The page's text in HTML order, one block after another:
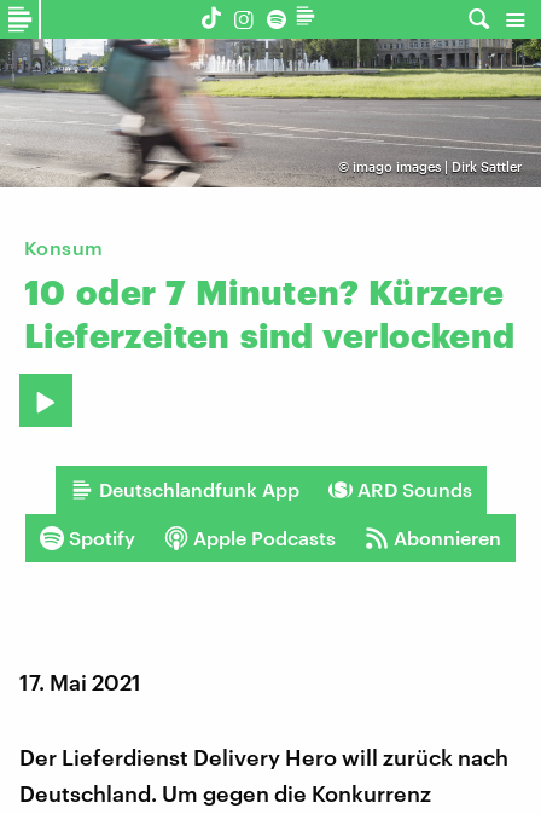
©imago images | Dirk Sattler
Konsum
10 oder 7 Minuten? Kürzere
Lieferzeiten sind verlockend
Deutschlandfunk App ARD Sounds
Spotify Apple Podcasts Abonnieren
17. Mai 2021
Der Lieferdienst Delivery Hero will zurück nach
Deutschland. Um gegen die Konkurrenz